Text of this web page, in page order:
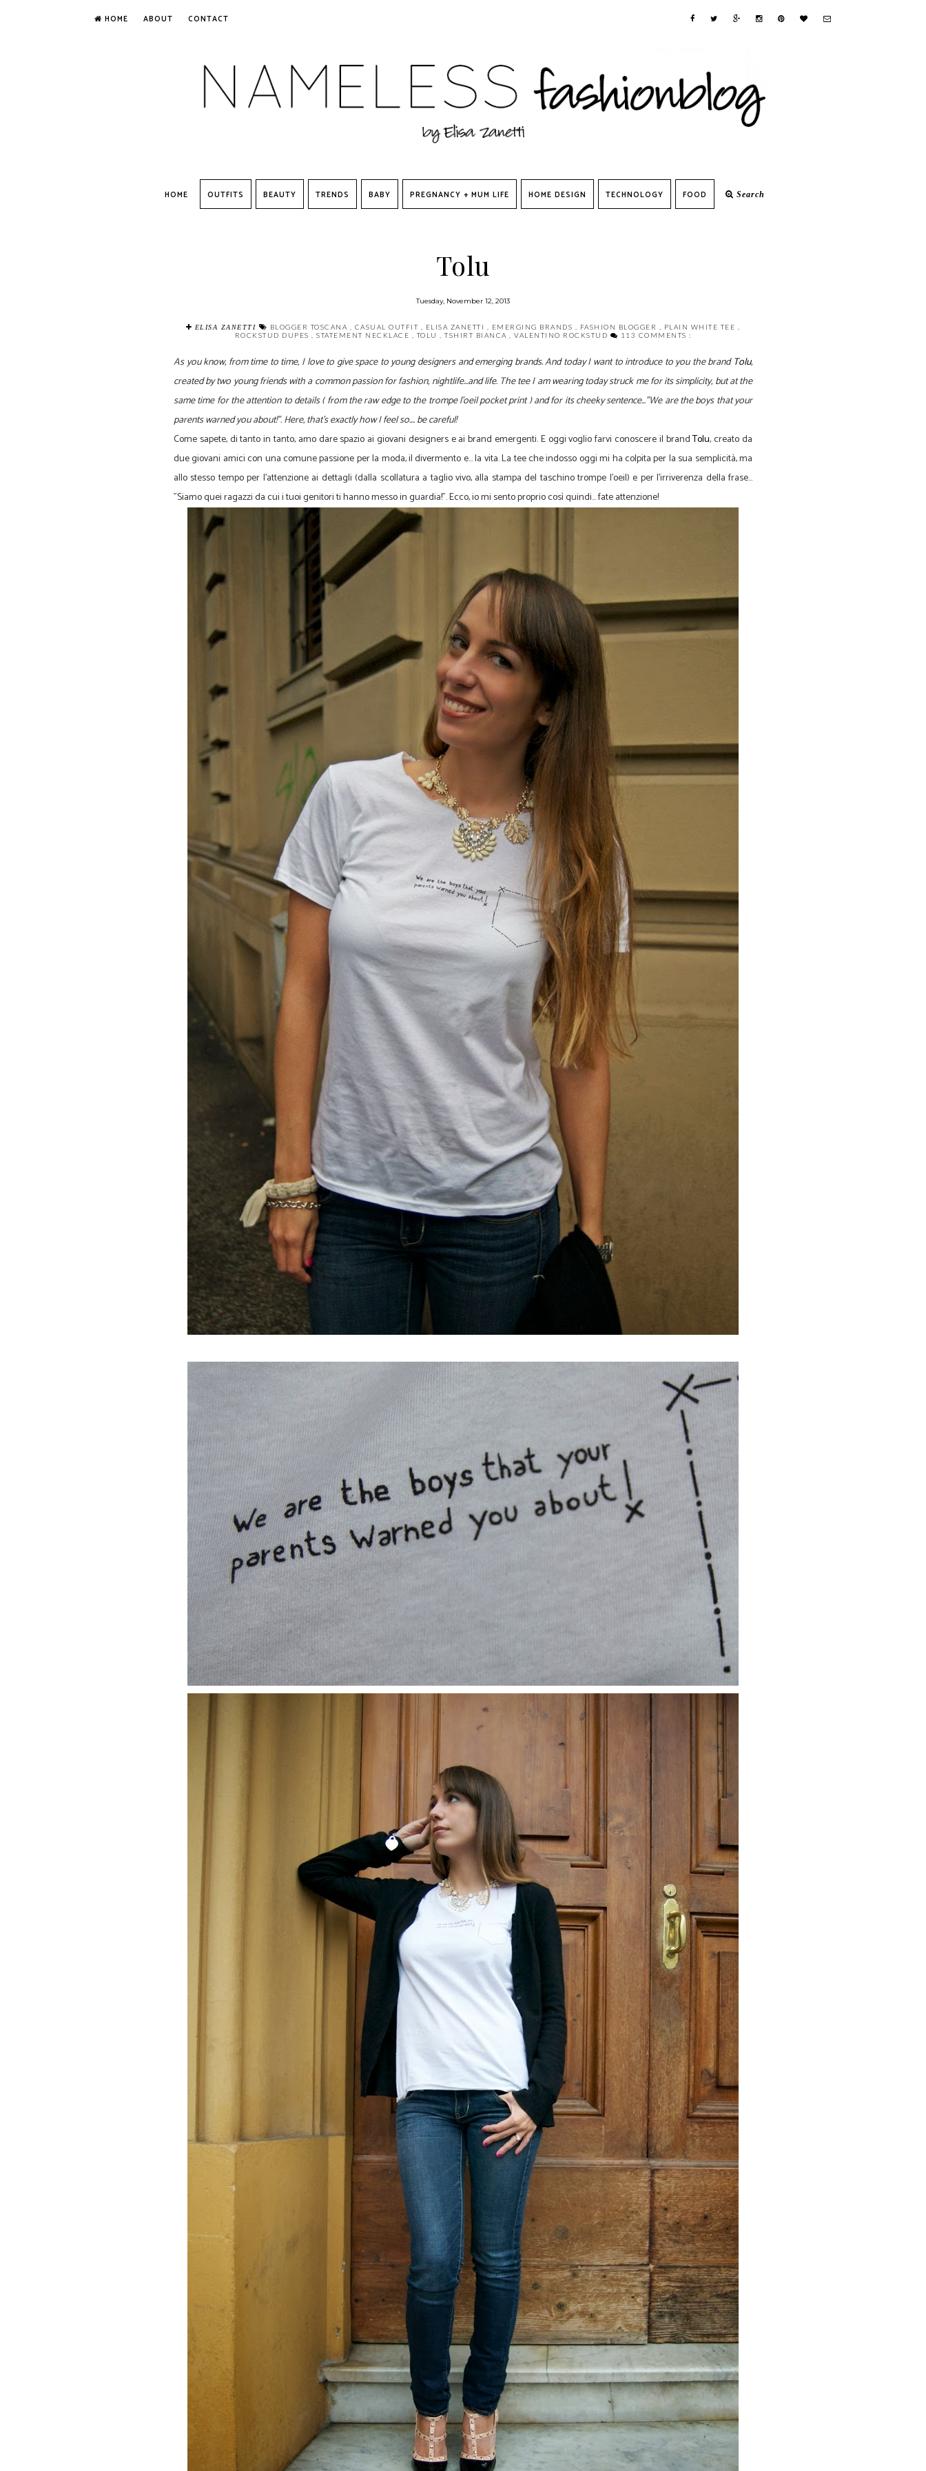
HOME ABOUT CONTACT
HOME OUTFITS BEAUTY TRENDS BABY PREGNANCY + MUM LIFE HOME DESIGN TECHNOLOGY FOOD Search
Tolu
Tuesday, November 12, 2013
ELISA ZANETTI BLOGGER TOSCANA CASUAL OUTFIT ELISA ZANETTI EMERGING BRANDS FASHION BLOGGER PLAIN WHITE TEE
ROCKSTUD DUPES
STATEMENT NECKLACE ,TOLU ,TSHIRT BIANCA VALENTINO ROCKSTUD 113 COMMENTS :
As you know, from time to time, I love to give space to young designers and emerging brands. And today I want to introduce to you the brandTolu,
created by two young friends with a common passion for fashion, nightlife...and life. The tee I am wearing today struck me for its simplicity, but at the
same time for the attention to details ( from the raw edge to the trompe l'oeil pocket print ) and for its cheeky sentence..."We are the boys that your
parents warned you about!". Here, that's exactly how I feel so.... be careful!
Come sapete, di tanto in tanto, amo dare spazio ai giovani designers e ai brand emergenti. E oggi voglio farvi conoscere il brandTolu,creato da
due giovani amici con una comune passione per la moda, il divermento e... la vita. La tee che indosso oggi mi ha colpita per la sua semplicità, ma
allo stesso tempo per l'attenzione ai dettagli (dalla scollatura a taglio vivo, alla stampa del taschino trompe l'oeil) e per l'irriverenza della frase...
"Siamo quei ragazzi da cui i tuoi genitori ti hanno messo in guardia!". Ecco, io mi sento proprio così quindi... fate attenzione!